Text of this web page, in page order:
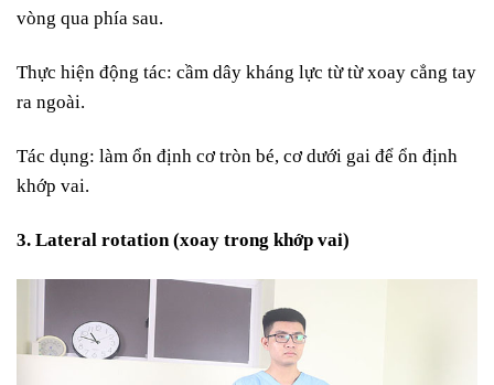
vòng qua phía sau.
Thực hiện động tác: cầm dây kháng lực từ từ xoay cẳng tay
ra ngoài.
Tác dụng: làm ổn định cơ tròn bé, cơ dưới gai để ổn định
khớp vai.
3. Lateral rotation (xoay trong khớp vai)